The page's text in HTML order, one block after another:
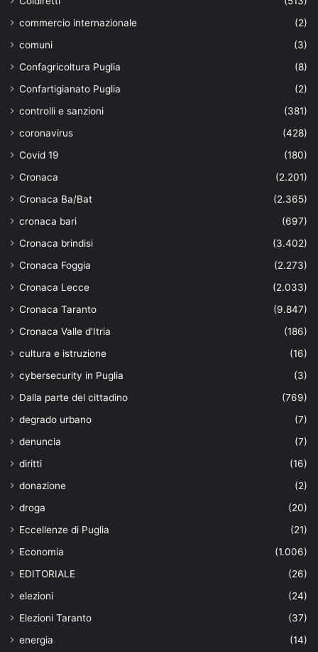
commercio internazionale
(2)
comuni
(3)
Confagricoltura Puglia
(8)
Confartigianato Puglia
(2)
controlli e sanzioni
(381)
coronavirus
(428)
Covid 19
(180)
Cronaca
(2.201)
Cronaca Ba/Bat
(2.365)
cronaca bari
(697)
Cronaca brindisi
(3.402)
Cronaca Foggia
(2.273)
Cronaca Lecce
(2.033)
Cronaca Taranto
(9.847)
Cronaca Valle d'Itria
(186)
cultura e istruzione
(16)
cybersecurity in Puglia
(3)
Dalla parte del cittadino
(769)
degrado urbano
(7)
denuncia
(7)
diritti
(16)
donazione
(2)
droga
(20)
Eccellenze di Puglia
(21)
Economia
(1.006)
EDITORIALE
(26)
elezioni
(24)
Elezioni Taranto
(37)
energia
(14)